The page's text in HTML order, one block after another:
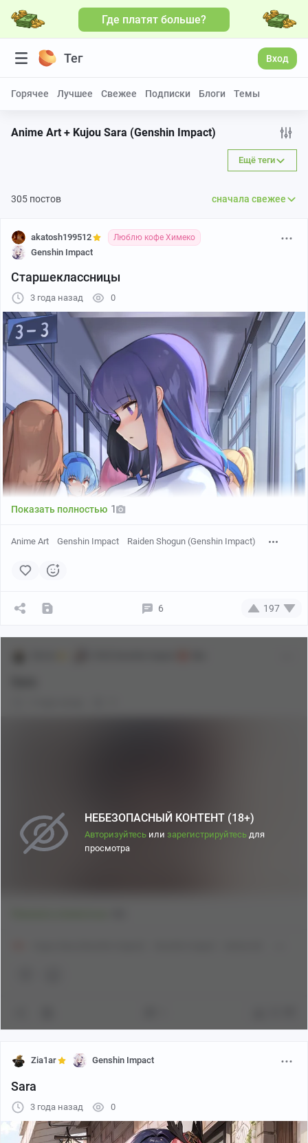
Где платят больше?
Тег Вход
Горячее Лучшее Свежее Подписки Блоги Темы
Anime Art + Kujou Sara (Genshin Impact)
Ещё теги
305 постов сначала свежее
akatosh199512 Люблю кофе Химеко
Genshin Impact
Старшеклассницы
3 года назад 0
Показать полностью 1
Anime Art Genshin Impact Raiden Shogun (Genshin Impact)
6 197
НЕБЕЗОПАСНЫЙ КОНТЕНТ (18+)
Авторизуйтесь или зарегистрируйтесь для
просмотра
Zia1ar Genshin Impact
Sara
3 года назад 0